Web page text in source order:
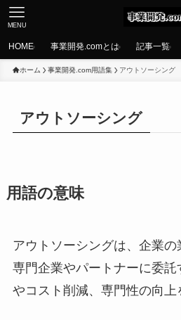
MENU
HOME 事業開発.comとは 記事一覧
ホーム 事業開発.com用語集 アウトソーシング
アウトソーシング
用語の意味
アウトソーシングは、企業
専門企業やパートナーに委
やコスト削減、専門性の向上